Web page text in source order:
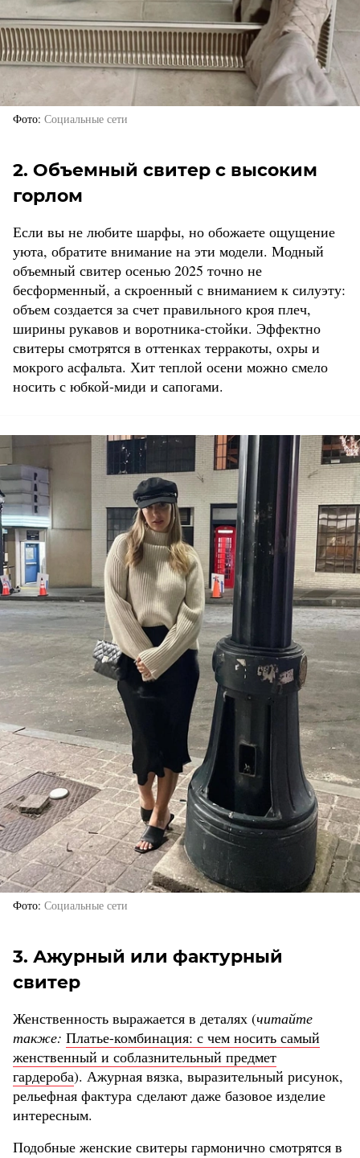
Фото Социальные сети
2. Объемный свитер с высоким
горлом
Если вы не любите шарфы, но обожаете ощущение
уюта, обратите внимание на эти модели. Модный
объемный свитер осенью 2025 точно не
бесформенный, а скроенный с вниманием к силуэту:
объем создается за счет правильного кроя плеч,
ширины рукавов и воротника-стойки. Эффектно
свитеры смотрятся в оттенках терракоты, охры и
мокрого асфальта. Хит теплой осени можно смело
носить с юбкой-миди и сапогами.
Фото Социальные сети
3. Ажурный или фактурный
свитер
Женственность выражается в деталях (читайте
также: Платье-комбинация: с чем носить самый
женственный и соблазнительный предмет
гардероба). Ажурная вязка, выразительный рисунок,
рельефная фактура сделают даже базовое изделие
интересным.
Подобные женские свитеры гармонично смотрятся в